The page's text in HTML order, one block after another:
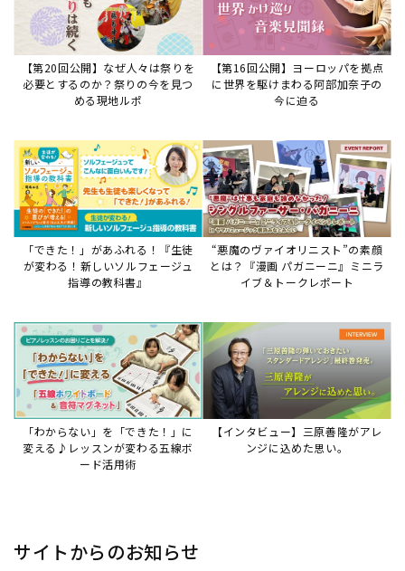
ード活用術
サイトからのお知らせ
2026年8月6日
8月6日障害発生のお知らせ